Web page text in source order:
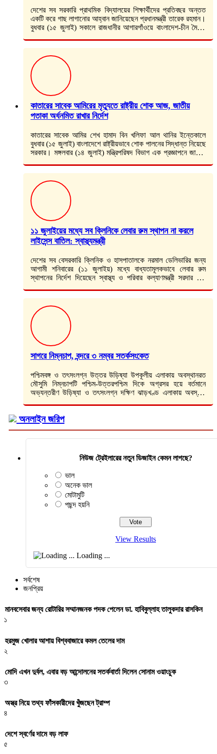
দেশের সব সরকারি প্রাথমিক বিদ্যালয়ের শিক্ষার্থীদের প্রতিবছর অন্তত
একটি করে গাছ লাগানোর আহ্বান জানিয়েছেন প্রধানমন্ত্রী তারেক রহমান।
বুধবার (১৫ জুলাই) সকালে রাজধানীর আগারগাঁওয়ে বাংলাদেশ-চীন মৈত্রী
কাতারের সাবেক আমিরের মৃত্যুতে রাষ্ট্রীয় শোক আজ, জাতীয়
পতাকা অর্ধনমিত রাখার নির্দেশ
কাতারের সাবেক আমির শেখ হামাদ বিন খলিফা আল থানির ইন্তেকালে
বুধবার (১৫ জুলাই) বাংলাদেশে রাষ্ট্রীয়ভাবে শোক পালনের সিদ্ধান্ত নিয়েছে
সরকার। মঙ্গলবার (১৪ জুলাই) মন্ত্রিপরিষদ বিভাগ এক প্রজ্ঞাপনে জানায়,
১১ জুলাইয়ের মধ্যে সব ক্লিনিকে লেবার রুম স্থাপন না করলে
লাইসেন্স বাতিল: স্বাস্থ্যমন্ত্রী
দেশের সব বেসরকারি ক্লিনিক ও হাসপাতালকে নরমাল ডেলিভারির জন্য
আগামী শনিবারের (১১ জুলাইয়) মধ্যে বাধ্যতামূলকভাবে লেবার রুম
স্থাপনের নির্দেশ দিয়েছেন স্বাস্থ্য ও পরিবার কল্যাণমন্ত্রী সরদার মো.
সাগরে নিম্নচাপ, বন্দরে ৩ নম্বর সতর্কসংকেত
পশ্চিমবঙ্গ ও তৎসংলগ্ন উত্তর উড়িষ্যা উপকূলীয় এলাকায় অবস্থানরত
মৌসুমি নিম্নচাপটি পশ্চিম-উত্তরপশ্চিম দিকে অগ্রসর হয়ে বর্তমানে
অভ্যন্তরীণ উড়িষ্যা ও তৎসংলগ্ন দক্ষিণ ঝাড়খণ্ড এলাকায় অবস্থান
অনলাইন জরিপ
নিউজ ট্রেইলারের নতুন ডিজাইন কেমন লাগছে?
ভাল
অনেক ভাল
মোটামুটি
পছন্দ হয়নি
View Results
Loading ...
সর্বশেষ
জনপ্রিয়
মানবসেবার জন্য রোটারির সম্মানজনক পদক পেলেন ডা. হাবিবুল্লাহ তালুকদার রাসকিন
১
হরমুজ খোলার আশায় বিশ্ববাজারে কমল তেলের দাম
২
মোদি এখন দুর্বল, এবার বড় আন্দোলনের সতর্কবার্তা দিলেন সোনাম ওয়াংচুক
৩
অস্ত্র নিয়ে তথ্য ফাঁসকারীদের খুঁজছেন ট্রাম্প
৪
দেশে স্বর্ণের দামে বড় লাফ
৫